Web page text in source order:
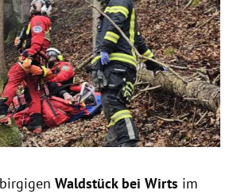
Waldstück bei Wirts im